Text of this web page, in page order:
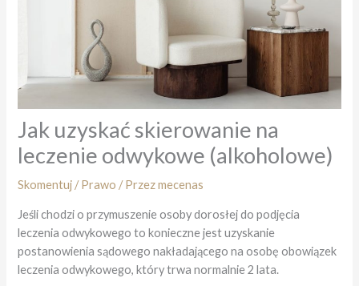
Jak uzyskać skierowanie na
leczenie odwykowe (alkoholowe)
Skomentuj /Prawo / Przezmecenas
Jeśli chodzi o przymuszenie osoby dorosłej do podjęcia
leczenia odwykowego to konieczne jest uzyskanie
postanowienia sądowego nakładającego na osobę obowiązek
leczenia odwykowego, który trwa normalnie 2 lata.